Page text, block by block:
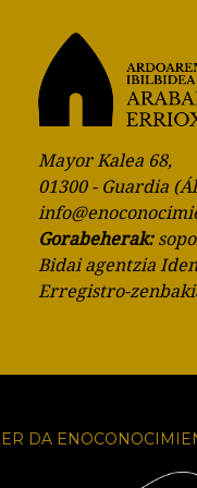
Mayor Kalea 68,
01300 - Guardia
Gorabeherak:
Bidai agentzia
Erregistro-
DA